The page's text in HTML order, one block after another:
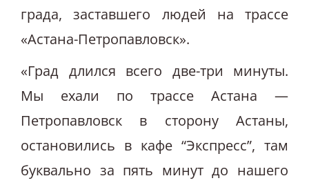
града, заставшего людей на трассе
«Астана-Петропавловск».
«Град длился всего две-три минуты.
Мы ехали по трассе Астана —
Петропавловск в сторону Астаны,
остановились в кафе “Экспресс”, там
буквально за пять минут до нашего